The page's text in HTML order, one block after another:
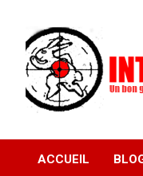
contenu
musiques actuelles
concert lyon
ACCUEIL